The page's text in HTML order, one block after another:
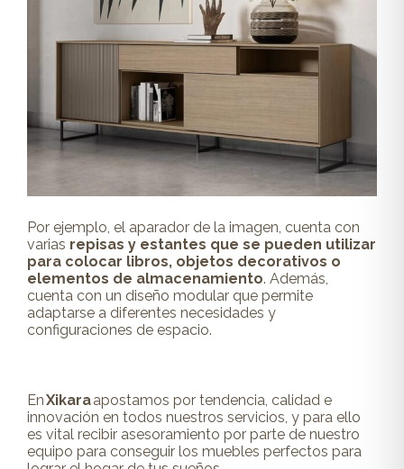
Por ejemplo, el aparador de la imagen, cuenta con
varias repisas y estantes que se pueden utilizar
para colocar libros, objetos decorativos o
elementos de almacenamiento. Además,
cuenta con un diseño modular que permite
adaptarse a diferentes necesidades y
configuraciones de espacio.
EnXikaraapostamos por tendencia, calidad e
innovación en todos nuestros servicios, y para ello
es vital recibir asesoramiento por parte de nuestro
equipo para conseguir los muebles perfectos para